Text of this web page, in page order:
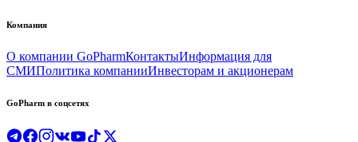
Компания
О компании GoPharmКонтактыИнформация для
СМИПолитика компанииИнвесторам и акционерам
GoPharm в соцсетях